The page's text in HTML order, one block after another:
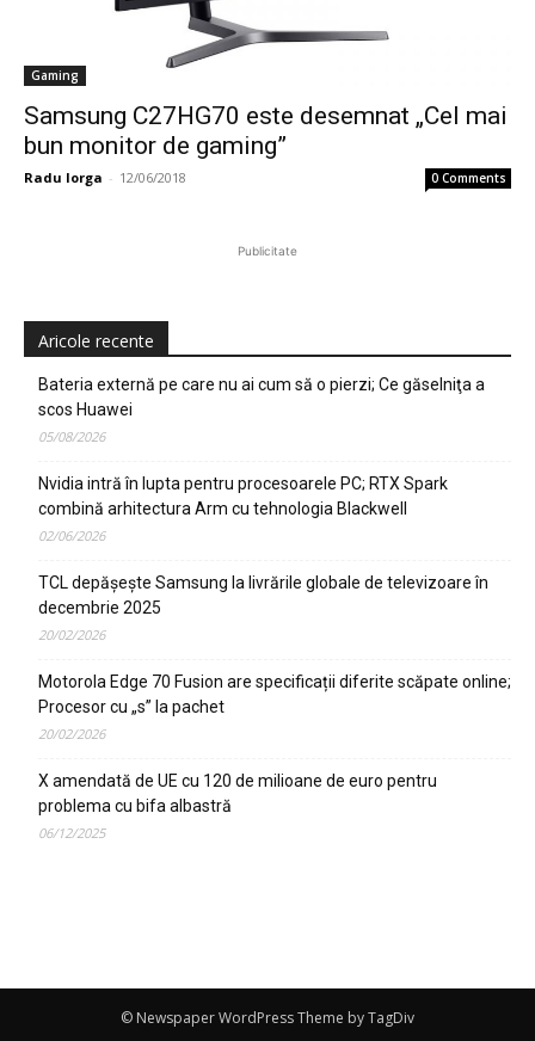
Gaming
Samsung C27HG70 este desemnat „Cel mai
bun monitor de gaming”
Radu Iorga - 12/06/2018 0 Comments
Publicitate
Aricole recente
Bateria externă pe care nu ai cum să o pierzi; Ce găselniţa a
scos Huawei
05/08/2026
Nvidia intră în lupta pentru procesoarele PC; RTX Spark
combină arhitectura Arm cu tehnologia Blackwell
02/06/2026
TCL depășește Samsung la livrările globale de televizoare în
decembrie 2025
20/02/2026
Motorola Edge 70 Fusion are specificații diferite scăpate online;
Procesor cu „s” la pachet
20/02/2026
X amendată de UE cu 120 de milioane de euro pentru
problema cu bifa albastră
06/12/2025
© Newspaper WordPress Theme by TagDiv